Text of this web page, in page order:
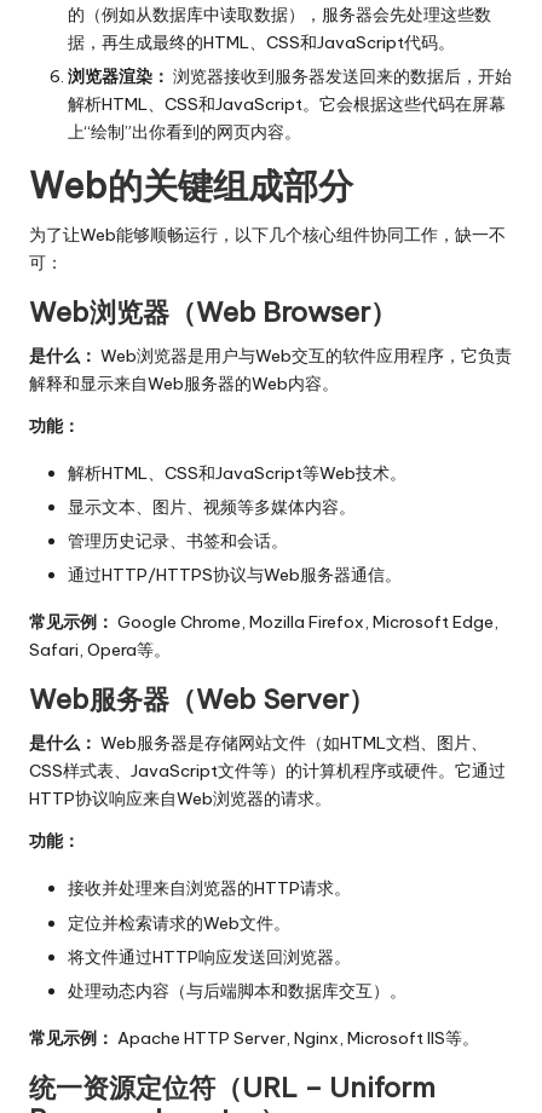
的（例如从数据库中读取数据），服务器会先处理这些数
据，再生成最终的HTML、CSS和JavaScript代码。
浏览器渲染： 浏览器接收到服务器发送回来的数据后，开始
解析HTML、CSS和JavaScript。它会根据这些代码在屏幕
上“绘制”出你看到的网页内容。
Web的关键组成部分
为了让Web能够顺畅运行，以下几个核心组件协同工作，缺一不
可：
Web浏览器（Web Browser）
是什么： Web浏览器是用户与Web交互的软件应用程序，它负责
解释和显示来自Web服务器的Web内容。
功能：
解析HTML、CSS和JavaScript等Web技术。
显示文本、图片、视频等多媒体内容。
管理历史记录、书签和会话。
通过HTTP/HTTPS协议与Web服务器通信。
常见示例： Google Chrome, Mozilla Firefox, Microsoft Edge,
Safari, Opera等。
Web服务器（Web Server）
是什么： Web服务器是存储网站文件（如HTML文档、图片、
CSS样式表、JavaScript文件等）的计算机程序或硬件。它通过
HTTP协议响应来自Web浏览器的请求。
功能：
接收并处理来自浏览器的HTTP请求。
定位并检索请求的Web文件。
将文件通过HTTP响应发送回浏览器。
处理动态内容（与后端脚本和数据库交互）。
常见示例： Apache HTTP Server, Nginx, Microsoft IIS等。
统一资源定位符（URL – Uniform